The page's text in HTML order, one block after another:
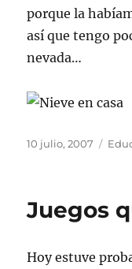
porque la
así que tengo
nevada…
Publicado
10 julio, 2007
Juegos
Hoy estuve